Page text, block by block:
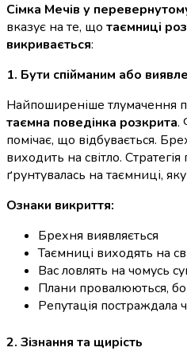
Сімка Мечів у
вказує на те, що таємниці
викривається:
1. Бути спійманим або
Найпоширеніше тлумачення
таємна поведінка розкрита.
помічає, що відбувається.
виходить на світло.
ґрунтувалась на таємниці,
Ознаки викриття:
Брехня виявляється
Таємниці виходять на
Вас ловлять на чомусь
Плани провалюються, бо
Репутація постраждала
2. Зізнання та щирість